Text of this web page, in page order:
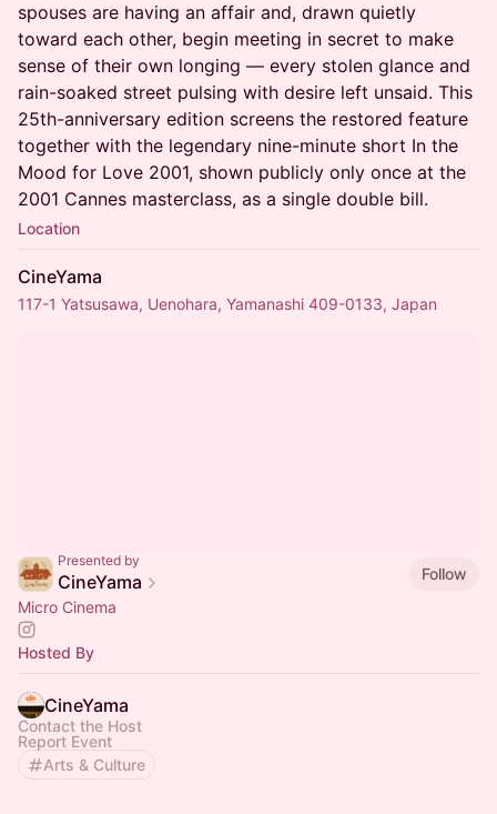
spouses are having an affair and, drawn quietly
toward each other, begin meeting in secret to make
sense of their own longing — every stolen glance and
rain-soaked street pulsing with desire left unsaid. This
25th-anniversary edition screens the restored feature
together with the legendary nine-minute short In the
Mood for Love 2001, shown publicly only once at the
2001 Cannes masterclass, as a single double bill.
Location
CineYama
117-1 Yatsusawa, Uenohara, Yamanashi 409-0133, Japan
Presented by
CineYama
Follow
Micro Cinema
Hosted By
CineYama
Contact the Host
Report Event
Arts & Culture